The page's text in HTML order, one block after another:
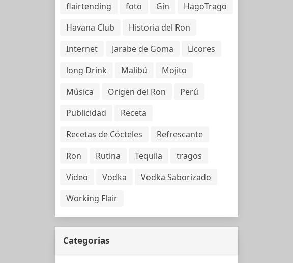
flairtending
foto Gin
HagoTrago
Havana Club
Historia del Ron
Internet
Jarabe de Goma
Licores
long Drink
Malibú
Mojito
Música
Origen del Ron
Perú
Publicidad
Receta
Recetas de Cócteles
Refrescante
Ron
Rutina Tequila
tragos
Video
Vodka
Vodka Saborizado
Working Flair
Categorias